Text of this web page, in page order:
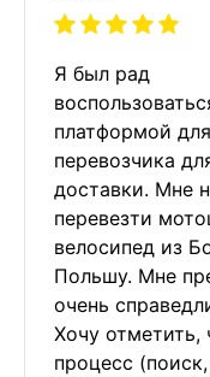
Я был рад
платформой
перевозчика
доставки. Мне
перевезти
велосипед из
Польшу. Мне
очень
Хочу отметить,
процесс